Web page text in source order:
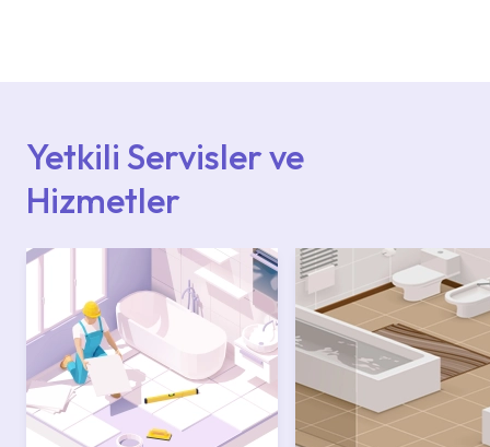
Yetkili Servisler ve
Hizmetler